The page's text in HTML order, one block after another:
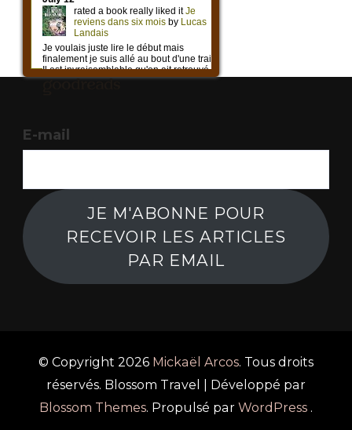
E-mail
JE M'ABONNE POUR
RECEVOIR LES ARTICLES
PAR EMAIL
© Copyright 2026 Mickaël Arcos. Tous droits
réservés. Blossom Travel | Développé par
Blossom Themes. Propulsé par WordPress .